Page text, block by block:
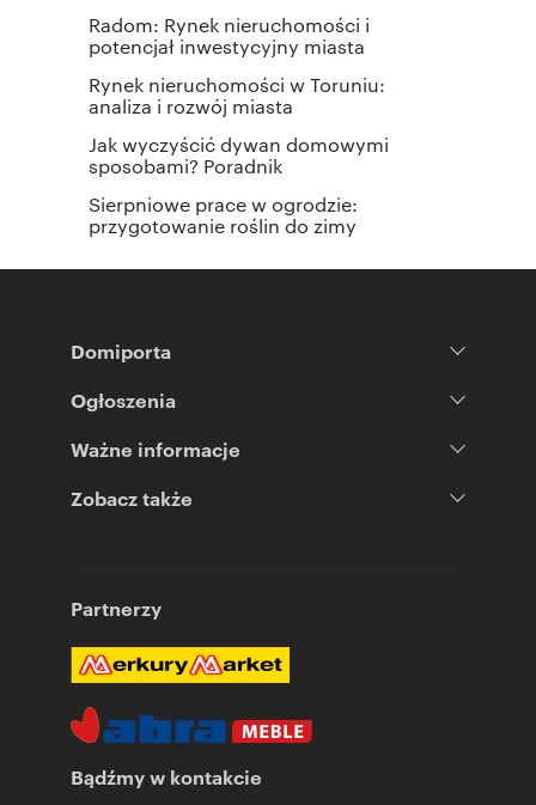
Radom: Rynek nieruchomości i
potencjał inwestycyjny miasta
Rynek nieruchomości w Toruniu:
analiza i rozwój miasta
Jak wyczyścić dywan domowymi
sposobami? Poradnik
Sierpniowe prace w ogrodzie:
przygotowanie roślin do zimy
Domiporta
Ogłoszenia
Ważne informacje
Zobacz także
Partnerzy
Bądźmy w kontakcie